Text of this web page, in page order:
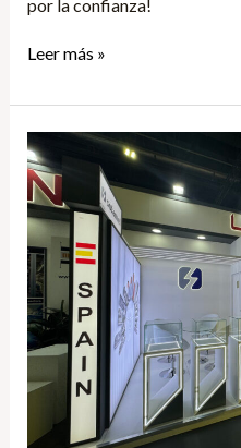
por la confianza!
Leer más »
Middle
East
Energy
2024